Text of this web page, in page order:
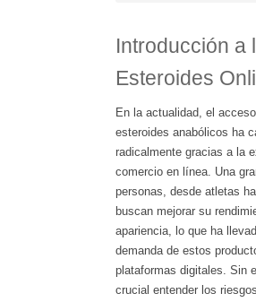
Introducción a
Esteroides
En la actualidad, el
esteroides anabólicos ha
radicalmente gracias a la
comercio en línea. Una
personas, desde atletas
buscan mejorar su
apariencia, lo que ha
demanda de estos
plataformas digitales. Sin
crucial entender los